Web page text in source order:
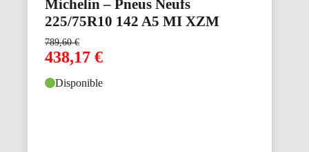
Michelin – Pneus Neufs
225/75R10 142 A5 MI XZM
789,60€
438,17 €
Disponible